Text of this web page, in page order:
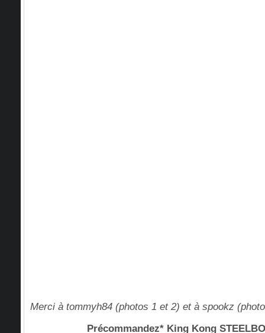
Merci à tommyh84 (photos 1 et 2) et à spookz
Précommandez* King Kong